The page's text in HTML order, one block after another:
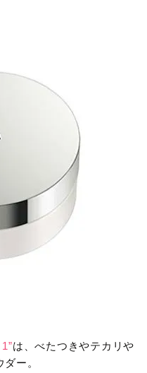
は、べたつきやテカリや
ー。